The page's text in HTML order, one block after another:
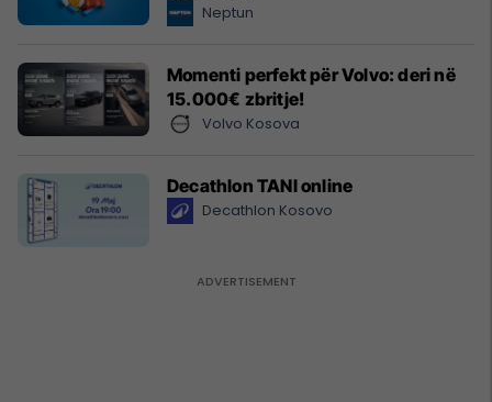
Neptun
Momenti perfekt për Volvo: deri në
15.000€ zbritje!
Volvo Kosova
Decathlon TANI online
Decathlon Kosovo